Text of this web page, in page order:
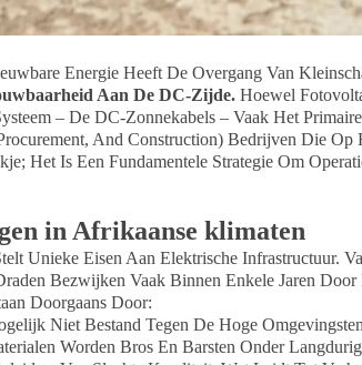
Energie Heeft De Overgang Van
Aan De DC-Zijde. Hoewel
– De DC-Zonnekabels – Vaak Het
And Construction) Bedrijven Die
Het Is Een Fundamentele Strategie Om
in Afrikaanse klimaten
Unieke Eisen Aan Elektrische Infrastructuur.
Bezwijken Vaak Binnen Enkele Jaren
Doorgaans Door:
Niet Bestand Tegen De Hoge
Worden Bros En Barsten Onder